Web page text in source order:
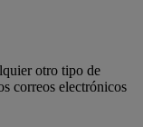
otro tipo de
correos electrónicos